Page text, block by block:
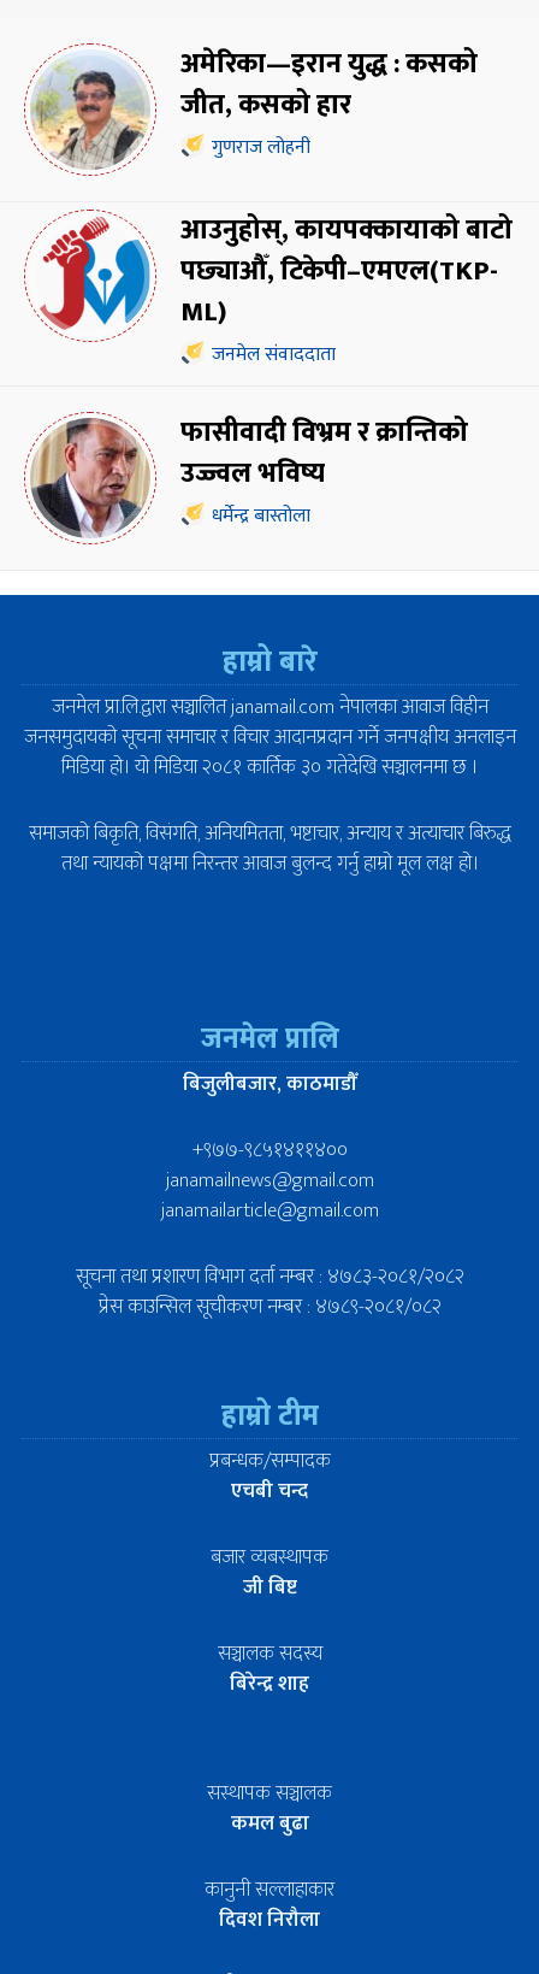
अमेरिका—इरान युद्ध : कसको
जीत, कसको हार
गुणराज लोहनी
आउनुहोस्, कायपक्कायाको बाटो
पछ्याऔँ, टिकेपी–एमएल(TKP-
ML)
जनमेल संवाददाता
फासीवादी विभ्रम र क्रान्तिको
उज्ज्वल भविष्य
धर्मेन्द्र बास्तोला
हाम्रो बारे
जनमेल प्रा.लि.द्वारा सञ्चालित janamail.com नेपालका आवाज विहीन
जनसमुदायको सूचना समाचार र विचार आदानप्रदान गर्ने जनपक्षीय अनलाइन
मिडिया हो। यो मिडिया २०८१ कार्तिक ३० गतेदेखि सञ्चालनमा छ ।
समाजको बिकृति, विसंगति, अनियमितता, भष्टाचार, अन्याय र अत्याचार बिरुद्ध
तथा न्यायको पक्षमा निरन्तर आवाज बुलन्द गर्नु हाम्रो मूल लक्ष हो।
जनमेल प्रालि
बिजुलीबजार, काठमाडौँ
+९७७-९८५१४११४००
janamailnews@gmail.com
janamailarticle@gmail.com
सूचना तथा प्रशारण विभाग दर्ता नम्बर : ४७८३-२०८१/२०८२
प्रेस काउन्सिल सूचीकरण नम्बर : ४७८९-२०८१/०८२
हाम्रो टीम
प्रबन्धक/सम्पादक
एचबी चन्द
बजार व्यबस्थापक
जी बिष्ट
सञ्चालक सदस्य
बिरेन्द्र शाह
सस्थापक सञ्चालक
कमल बुढा
कानुनी सल्लाहाकार
दिवश निरौला